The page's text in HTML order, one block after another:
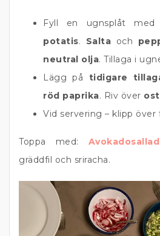
Fyll en ugnsplåt med
potatis. Salta och
neutral olja. Tillaga i
Lägg på tidigare
röd paprika. Riv över ost
Vid servering – klipp över
Toppa med:
gräddfil och sriracha.